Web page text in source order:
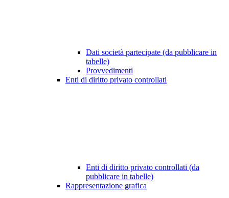
Dati società partecipate (da pubblicare in
tabelle)
Provvedimenti
Enti di diritto privato controllati
Enti di diritto privato controllati (da
pubblicare in tabelle)
Rappresentazione grafica